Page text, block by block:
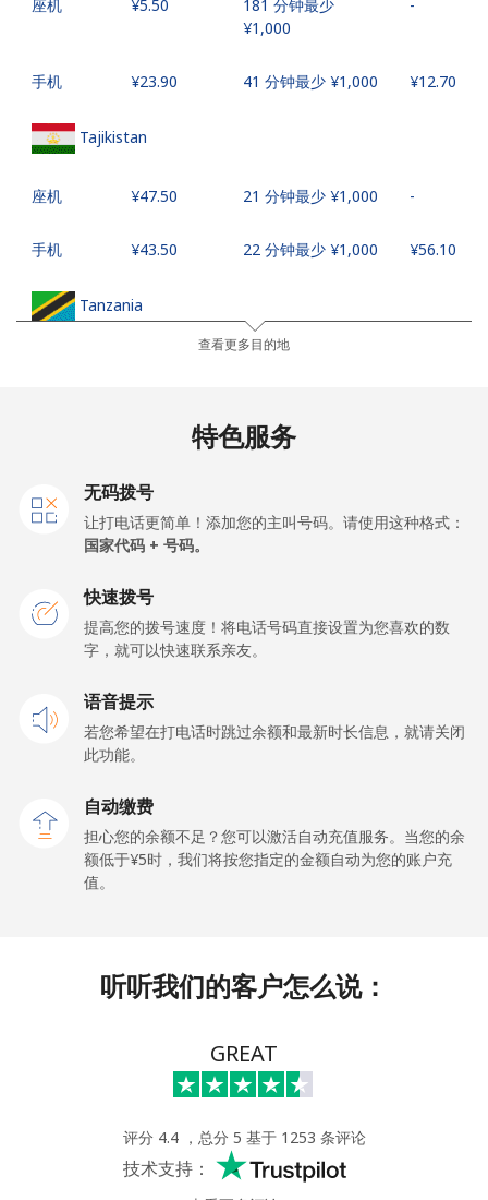
座机 ⁦¥5.50⁩
181 分钟最少
⁦¥1,000⁩
-
手机 ⁦¥23.90⁩ 41 分钟最少 ⁦¥1,000⁩ ⁦¥12.70⁩
Tajikistan
座机 ⁦¥47.50⁩ 21 分钟最少 ⁦¥1,000⁩ -
手机 ⁦¥43.50⁩ 22 分钟最少 ⁦¥1,000⁩ ⁦¥56.10⁩
Tanzania
⁦¥5.90⁩
169 分钟最少
-
手机 ⁦¥5.90⁩
⁦¥1,000⁩
⁦¥65.90⁩ 15 分钟最少 ⁦¥1,000⁩ -
⁦¥56.90⁩
Tokelau
Tonga
4 分钟最少 ⁦¥1,000⁩
⁦¥216.90⁩ 4 分钟最少 ⁦¥1,000⁩
Trinidad And Tobago
查看更多目的地
特色服务
无码拨号
让打电话更简单！添加您的主叫号码。请使用这种格式：
国家代码 + 号码。
快速拨号
提高您的拨号速度！将电话号码直接设置为您喜欢的数
字，就可以快速联系亲友。
语音提示
若您希望在打电话时跳过余额和最新时长信息，就请关闭
此功能。
自动缴费
担心您的余额不足？您可以激活自动充值服务。当您的余
额低于⁦¥5⁩时，我们将按您指定的金额自动为您的账户充
值。
听听我们的客户怎么说：
GREAT
评分 4.4 ，总分 5 基于 1253 条评论
技术支持：